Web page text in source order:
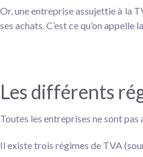
Or, une entreprise assujettie à la
ses achats. C’est ce qu’on appelle la
Les différents
Toutes les entreprises ne sont pas
Il existe trois régimes de TVA